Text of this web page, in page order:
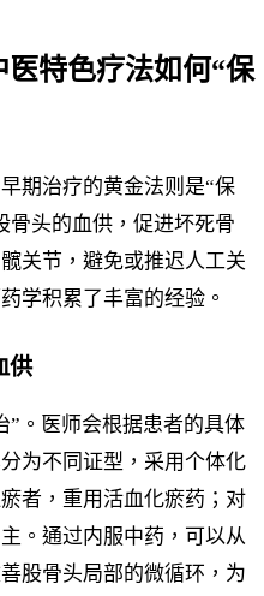
特色疗法如何“保
期治疗的黄金法则是“保
骨头的血供，促进坏死骨
关节，避免或推迟人工关
学积累了丰富的经验。
供
”。医师会根据患者的具体
为不同证型，采用个体化
者，重用活血化瘀药；对
。通过内服中药，可以从
股骨头局部的微循环，为